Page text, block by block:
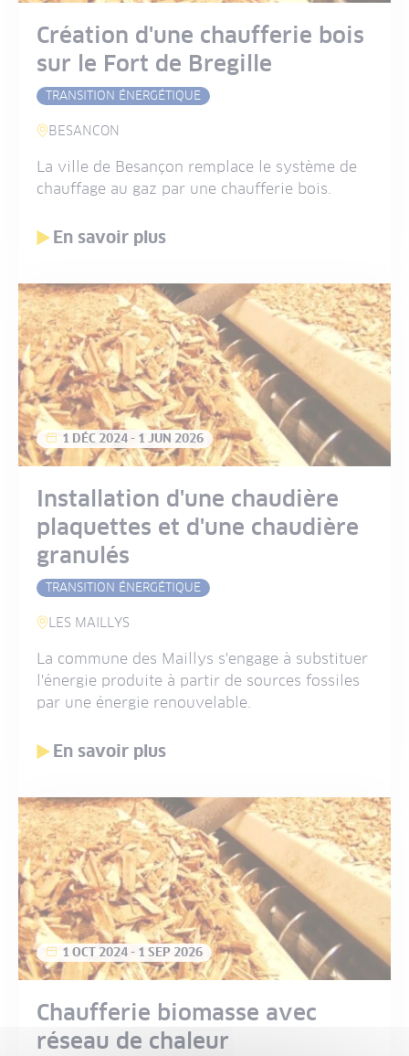
Création d'une chaufferie bois
sur le Fort de Bregille
TRANSITION ÉNERGÉTIQUE
BESANCON
La ville de Besançon remplace le système de
chauffage au gaz par une chaufferie bois.
En savoir plus
1 DÉC 2024- 1 JUN 2026
Installation d'une chaudière
plaquettes et d'une chaudière
granulés
TRANSITION ÉNERGÉTIQUE
LES MAILLYS
La commune des Maillys s'engage à substituer
l'énergie produite à partir de sources fossiles
par une énergie renouvelable.
En savoir plus
1 OCT 2024- 1 SEP 2026
Chaufferie biomasse avec
réseau de chaleur